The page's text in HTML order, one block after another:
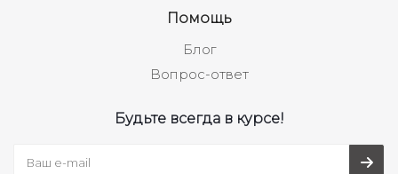
Помощь
Блог
Вопрос-ответ
Будьте всегда в курсе!